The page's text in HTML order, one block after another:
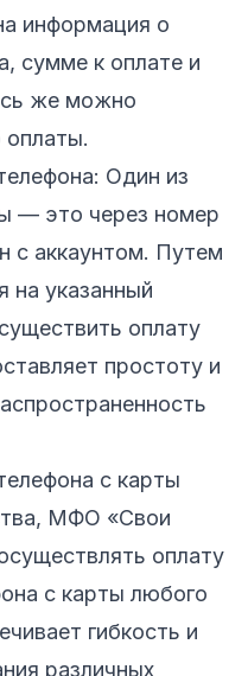
информация о
сумме к оплате и
же можно
Один из
— это через номер
с аккаунтом. Путем
на указанный
оплату
простоту и
с карты
МФО «Свои
оплату
с карты любого
гибкость и
различных